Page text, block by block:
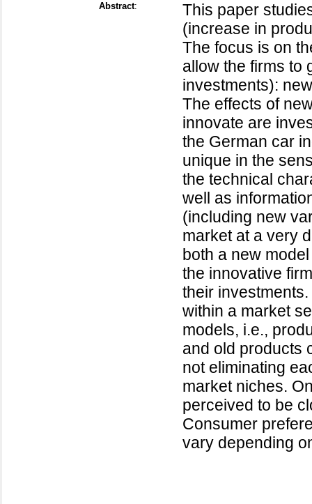
Abstract:
This paper
(increase in
The focus is on
allow the firms to
investments):
The effects of
innovate are
the German car
unique in the
the technical
well as
(including new
market at a very
both a new
the innovative
their
within a market
models, i.e.,
and old products
not eliminating
market niches.
perceived to be
Consumer
vary depending